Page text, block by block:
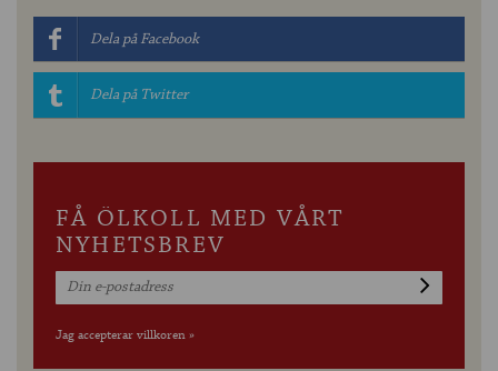
Dela på Facebook
Dela på Twitter
FÅ ÖLKOLL MED VÅRT
NYHETSBREV
Jag accepterar villkoren »